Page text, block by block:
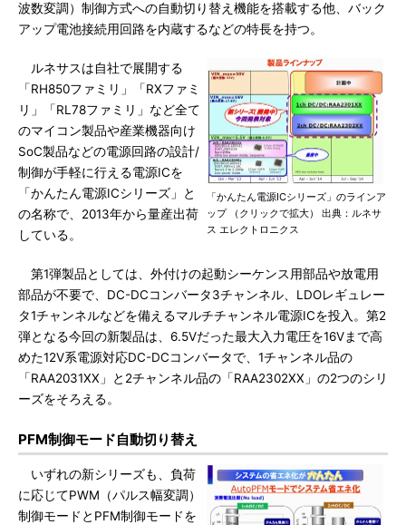
波数変調）制御方式への自動切り替え機能を搭載する他、バック
アップ電池接続用回路を内蔵するなどの特長を持つ。
「かんたん電源ICシリーズ」のラインア
ップ （クリックで拡大） 出典：ルネサ
ス エレクトロニクス
ルネサスは自社で展開する
「RH850ファミリ」「RXファミ
リ」「RL78ファミリ」など全て
のマイコン製品や産業機器向け
SoC製品などの電源回路の設計/
制御が手軽に行える電源ICを
「かんたん電源ICシリーズ」と
の名称で、2013年から量産出荷
している。
第1弾製品としては、外付けの起動シーケンス用部品や放電用
部品が不要で、DC-DCコンバータ3チャンネル、LDOレギュレー
タ1チャンネルなどを備えるマルチチャンネル電源ICを投入。第2
弾となる今回の新製品は、6.5Vだった最大入力電圧を16Vまで高
めた12V系電源対応DC-DCコンバータで、1チャンネル品の
「RAA2031XX」と2チャンネル品の「RAA2302XX」の2つのシリ
ーズをそろえる。
PFM制御モード自動切り替え
いずれの新シリーズも、負荷
に応じてPWM（パルス幅変調）
制御モードとPFM制御モードを